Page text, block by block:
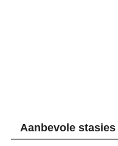
Aanbevole stasies